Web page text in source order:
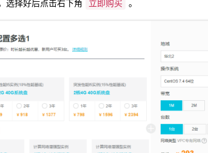
选择好后点击右下角
立即购买 。